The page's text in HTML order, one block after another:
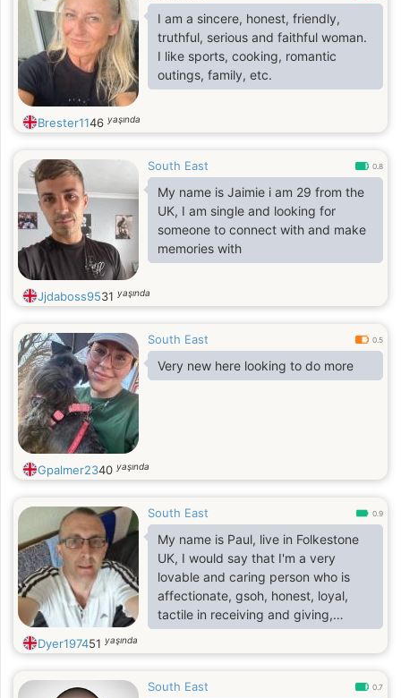
I am a sincere, honest, friendly,
truthful, serious and faithful woman.
I like sports, cooking, romantic
outings, family, etc.
Brester1146 yaşında
South East 0.8
My name is Jaimie i am 29 from the
UK, I am single and looking for
someone to connect with and make
memories with
Jjdaboss9531 yaşında
South East 0.5
Very new here looking to do more
Gpalmer2340 yaşında
South East 0.9
My name is Paul, live in Folkestone
UK, I would say that I'm a very
lovable and caring person who is
affectionate, gsoh, honest, loyal,
tactile in receiving and giving,
considerate, patient, guy. Looking
for a woman for a serious
and soul mate. I have many interests
Dyer197451 yaşında
South East 0.7